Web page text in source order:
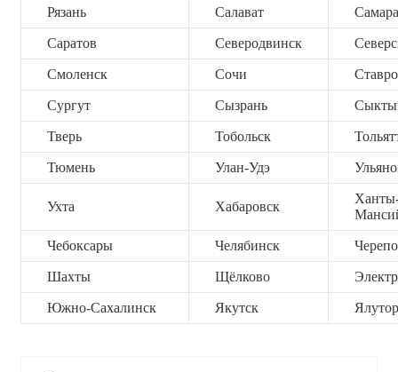
Рязань Салават Самара
Саратов Северодвинск
Смоленск Сочи
Сургут Сызрань
Тверь Тобольск
Тюмень Улан-Удэ
Ухта Хабаровск
Чебоксары Челябинск
Шахты Щёлково
Южно-Сахалинск Якутск